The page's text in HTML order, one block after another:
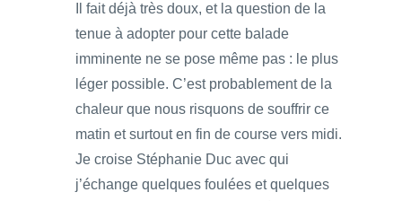
Il fait déjà très doux, et la question de la
tenue à adopter pour cette balade
imminente ne se pose même pas : le plus
léger possible. C’est probablement de la
chaleur que nous risquons de souffrir ce
matin et surtout en fin de course vers midi.
Je croise Stéphanie Duc avec qui
j’échange quelques foulées et quelques